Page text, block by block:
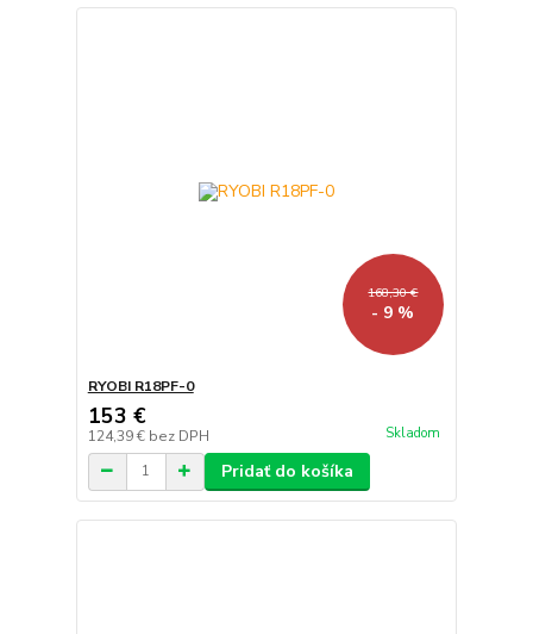
168,30 €
- 9 %
RYOBI R18PF-0
153 €
124,39 € bez DPH Skladom
Pridať do košíka